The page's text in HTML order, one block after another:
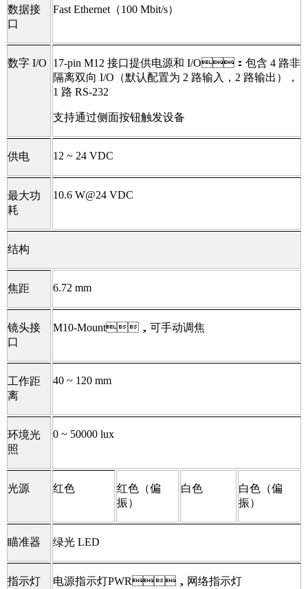
数据接
口
Fast Ethernet（100 Mbit/s）
数字 I/O
17-pin M12 接口提供电源和 I/O：包含 4 路非
隔离双向 I/O（默认配置为 2 路输入，2 路输出），
1 路 RS-232
支持通过侧面按钮触发设备
供电 12 ~ 24 VDC
最大功
耗
10.6 W@24 VDC
结构
焦距 6.72 mm
镜头接
口
M10-Mount，可手动调焦
工作距
离
40 ~ 120 mm
环境光
照
0 ~ 50000 lux
光源 红色
红色（偏
振）
白色
白色（偏
振）
瞄准器 绿光 LED
指示灯
电源指示灯PWR，网络指示灯